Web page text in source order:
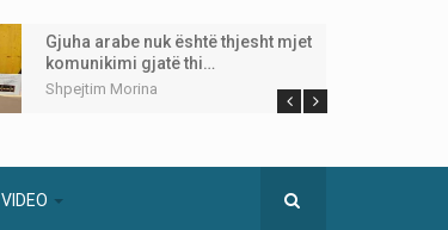
Gjuha arabe nuk është thjesht mjet
komunikimi gjatë thi…
Shpejtim Morina
VIDEO